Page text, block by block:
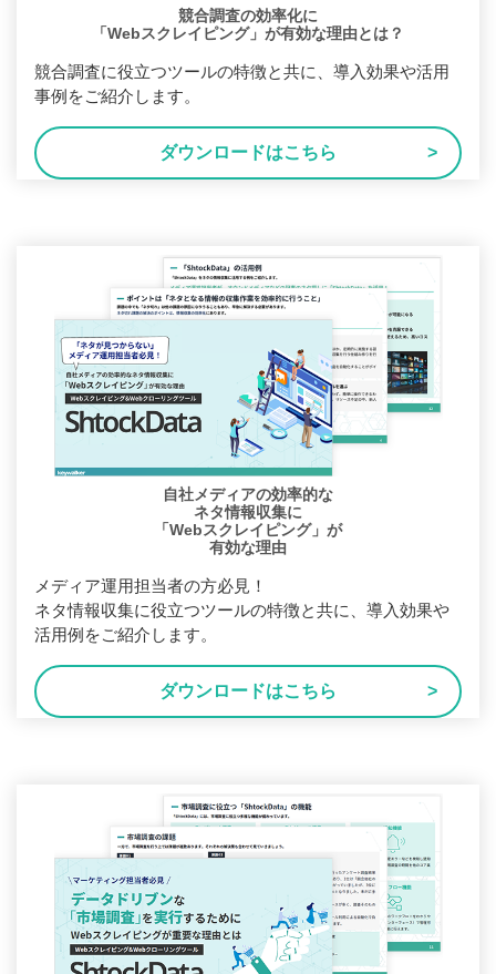
競合調査の効率化に
「Webスクレイピング」が有効な理由とは？
競合調査に役立つツールの特徴と共に、導入効果や活用
事例をご紹介します。
ダウンロードはこちら
自社メディアの効率的な
ネタ情報収集に
「Webスクレイピング」が
有効な理由
メディア運用担当者の方必見！
ネタ情報収集に役立つツールの特徴と共に、導入効果や
活用例をご紹介します。
ダウンロードはこちら